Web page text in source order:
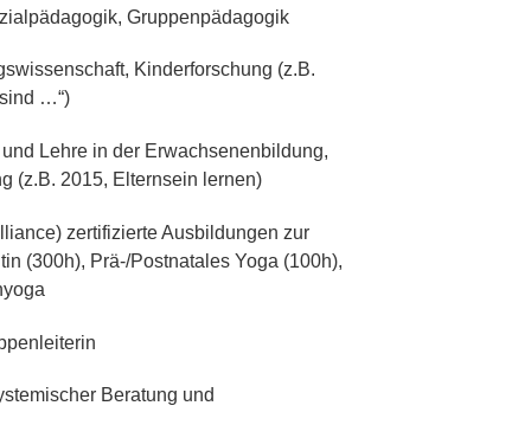
Gruppenpädagogik
Kinderforschung (z.B.
…“)
Lehre in der Erwachsenenbildung,
(z.B. 2015, Elternsein lernen)
zertifizierte Ausbildungen zur
(300h), Prä-/Postnatales Yoga (100h),
Beratung und